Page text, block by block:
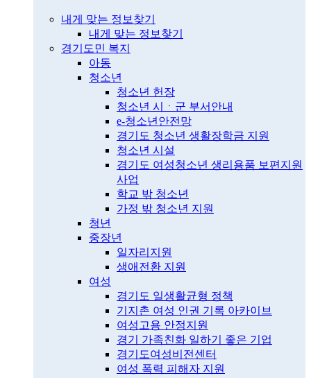
내게 맞는 정보찾기
내게 맞는 정보찾기
경기도민 복지
아동
청소년
청소년 헌장
청소년 시ㆍ군 부서안내
e-청소년안전망
경기도 청소년 생활장학금 지원
청소년 시설
경기도 여성청소년 생리용품 보편지원
사업
학교 밖 청소년
가정 밖 청소년 지원
청년
중장년
일자리지원
생애전환 지원
여성
경기도 일생활균형 정책
기지촌 여성 인권 기록 아카이브
여성고용 안정지원
경기 가족친화 일하기 좋은 기업
경기도여성비전센터
여성 폭력 피해자 지원